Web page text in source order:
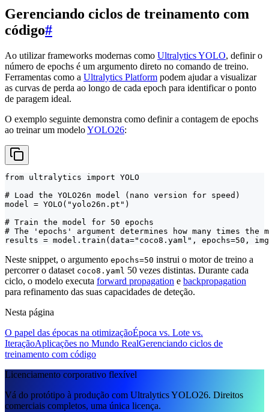
Gerenciando ciclos de treinamento com
código#
Ao utilizar frameworks modernas como Ultralytics YOLO, definir o
número de epochs é um argumento direto no comando de treino.
Ferramentas como a Ultralytics Platform podem ajudar a visualizar
as curvas de perda ao longo de cada epoch para identificar o ponto
de paragem ideal.
O exemplo seguinte demonstra como definir a contagem de epochs
ao treinar um modeloYOLO26:
from ultralytics import YOLO
# Load the YOLO26n model (nano version for speed)
model = YOLO("yolo26n.pt")
# Train the model for 50 epochs
# The 'epochs' argument determines how many times
results = model.train(data="coco8.yaml", epochs=50,
Neste snippet, o argumento epochs=50 instrui o motor de treino a
percorrer o dataset coco8.yaml 50 vezes distintas. Durante cada
ciclo, o modelo executa forward propagation e backpropagation
para refinamento das suas capacidades de deteção.
Nesta página
O papel das épocas na otimizaçãoÉpoca vs. Lote vs.
IteraçãoAplicações no Mundo RealGerenciando ciclos de
treinamento com código
Licenciamento corporativo flexível
Vá do protótipo à produção com Ultralytics YOLO26. Direitos
comerciais completos, uma única licença.